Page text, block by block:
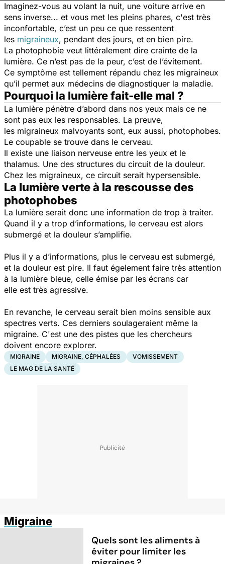
Imaginez-vous au volant la nuit, une voiture arrive en
sens inverse... et vous met les pleins phares, c'est très
inconfortable, c’est un peu ce que ressentent
les migraineux, pendant des jours, et en bien pire.
La photophobie veut littéralement dire crainte de la
lumière. Ce n’est pas de la peur, c’est de l’évitement.
Ce symptôme est tellement répandu chez les migraineux
qu’il permet aux médecins de diagnostiquer la maladie.
Pourquoi la lumière fait-elle mal ?
La lumière pénètre d’abord dans nos yeux mais ce ne
sont pas eux les responsables. La preuve,
les migraineux malvoyants sont, eux aussi, photophobes.
Le coupable se trouve dans le cerveau.
Il existe une liaison nerveuse entre les yeux et le
thalamus. Une des structures du circuit de la douleur.
Chez les migraineux, ce circuit serait hypersensible.
La lumière verte à la rescousse des
photophobes
La lumière serait donc une information de trop à traiter.
Quand il y a trop d’informations, le cerveau est alors
submergé et la douleur s’amplifie.
Plus il y a d’informations, plus le cerveau est submergé,
et la douleur est pire. Il faut égelement faire très attention
à la lumière bleue, celle émise par les écrans car
elle est très agressive.
En revanche, le cerveau serait bien moins sensible aux
spectres verts. Ces derniers soulageraient même la
migraine. C'est une des pistes que les chercheurs
doivent encore explorer.
MIGRAINE MIGRAINE, CÉPHALÉES
VOMISSEMENT
LE MAG DE LA SANTÉ
Migraine
Quels sont les aliments à
éviter pour limiter les